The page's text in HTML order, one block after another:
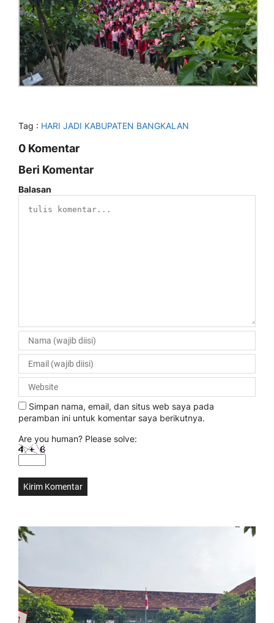
Tag : HARI JADI KABUPATEN BANGKALAN
0 Komentar
Beri Komentar
Balasan
Simpan nama, email, dan situs web saya pada
peramban ini untuk komentar saya berikutnya.
Are you human? Please solve: